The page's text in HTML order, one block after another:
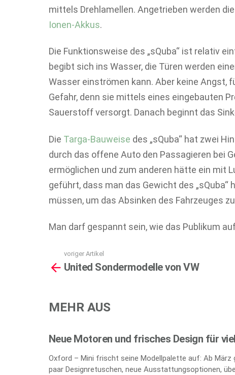
mittels Drehlamellen. Angetrieben werden
Ionen-Akkus.
Die Funktionsweise des „sQuba“ ist relativ
begibt sich ins Wasser, die Türen werden
Wasser einströmen kann. Aber keine Angst,
Gefahr, denn sie mittels eines eingebauten
Sauerstoff versorgt. Danach beginnt das
Die Targa-Bauweise des „sQuba“ hat zwei
durch das offene Auto den Passagieren bei
ermöglichen und zum anderen hätte ein mit
geführt, dass man das Gewicht des „sQuba“
müssen, um das Absinken des Fahrzeuges
Man darf gespannt sein, wie das Publikum
more
voriger Artikel
United Sondermodelle von VW
MEHR AUS
Neue Motoren und frisches Design für
Oxford – Mini frischt seine Modellpalette auf: Ab März
paar Designretuschen, neue Ausstattungsoptionen,